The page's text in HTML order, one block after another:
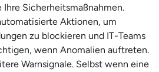
Sicherheitsmaßnahmen.
Aktionen, um
zu blockieren und IT-Teams
wenn Anomalien auftreten.
Warnsignale. Selbst wenn eine